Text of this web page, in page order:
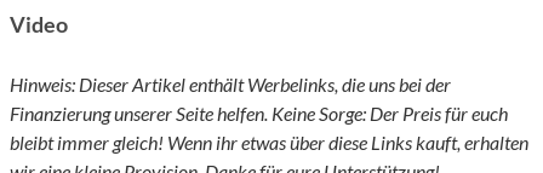
Video
Hinweis: Dieser Artikel enthält Werbelinks, die uns bei der
Finanzierung unserer Seite helfen. Keine Sorge: Der Preis für euch
bleibt immer gleich! Wenn ihr etwas über diese Links kauft, erhalten